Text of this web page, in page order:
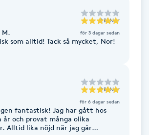
till Nor
M. för 3 dagar sedan
Tack så mycket, Nor!
till Nor
för 6 dagar sedan
fantastisk! Jag har gått hos
år och provat många olika
Alltid lika nöjd när jag går